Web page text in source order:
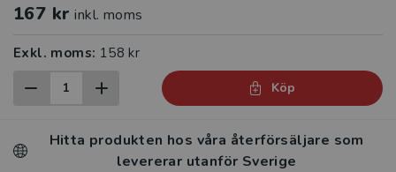
167 kr inkl. moms
Exkl. moms: 158 kr
Köp
Hitta produkten hos våra återförsäljare som
levererar utanför Sverige